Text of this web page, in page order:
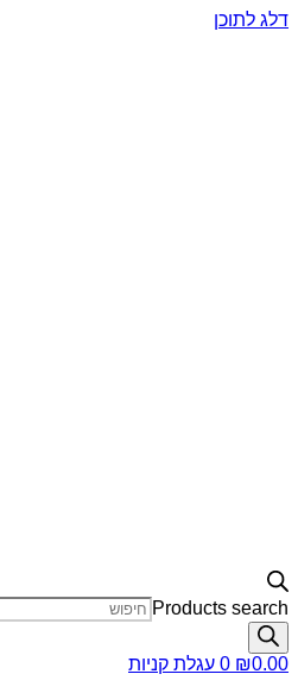
דלג לתוכן
Products search
₪0.00
0 עגלת קניות